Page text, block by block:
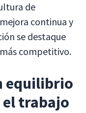
de
continua y
se destaque
competitivo.
equilibrio
trabajo